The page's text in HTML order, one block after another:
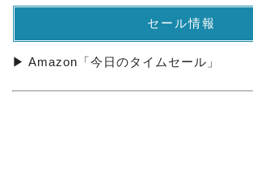
セール情報
▶ Amazon「今日のタイムセール」